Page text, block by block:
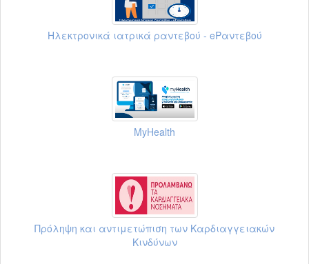
Ηλεκτρονικά ιατρικά ραντεβού - eΡαντεβού
MyHealth
Πρόληψη και αντιμετώπιση των Καρδιαγγειακών
Κινδύνων